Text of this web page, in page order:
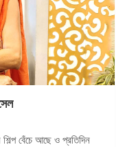
বেঁচে আছে ও প্রতিদিন